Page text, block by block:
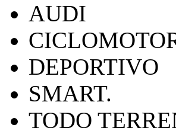
AUDI
DEPORTIVO
SMART.
TODO